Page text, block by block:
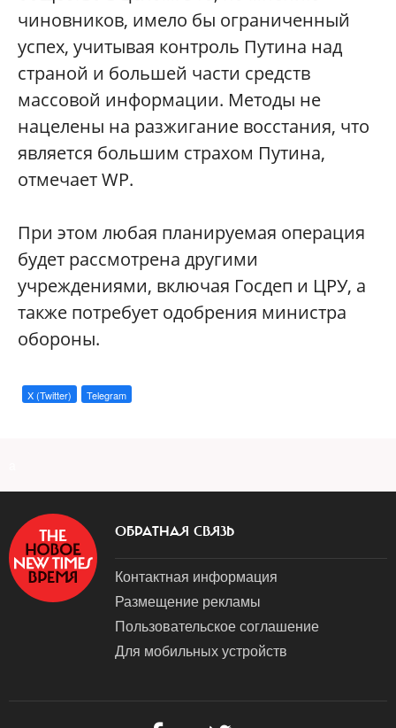
чиновников, имело бы ограниченный
успех, учитывая контроль Путина над
страной и большей части средств
массовой информации. Методы не
нацелены на разжигание восстания, что
является большим страхом Путина,
отмечает WP.
При этом любая планируемая операция
будет рассмотрена другими
учреждениями, включая Госдеп и ЦРУ, а
также потребует одобрения министра
обороны.
X (Twitter) Telegram
ОБРАТНАЯ СВЯЗЬ
Контактная информация
Размещение рекламы
Пользовательское соглашение
Для мобильных устройств